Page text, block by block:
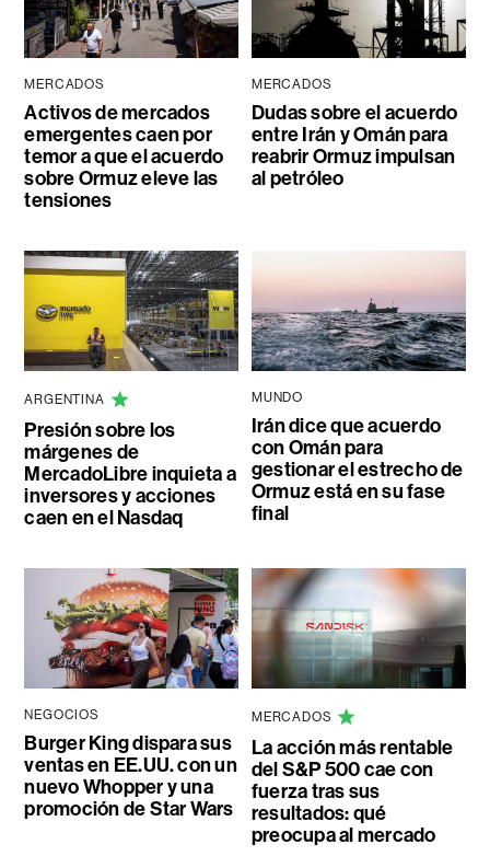
MERCADOS
Activos de mercados
emergentes caen por
temor a que el acuerdo
sobre Ormuz eleve las
tensiones
MERCADOS
Dudas sobre el acuerdo
entre Irán y Omán para
reabrir Ormuz impulsan
al petróleo
ARGENTINA
Presión sobre los
márgenes de
MercadoLibre inquieta a
inversores y acciones
caen en el Nasdaq
MUNDO
Irán dice que acuerdo
con Omán para
gestionar el estrecho de
Ormuz está en su fase
final
NEGOCIOS
Burger King dispara sus
ventas en EE.UU. con un
nuevo Whopper y una
promoción de Star Wars
MERCADOS
La acción más rentable
del S&P 500 cae con
fuerza tras sus
resultados: qué
preocupa al mercado